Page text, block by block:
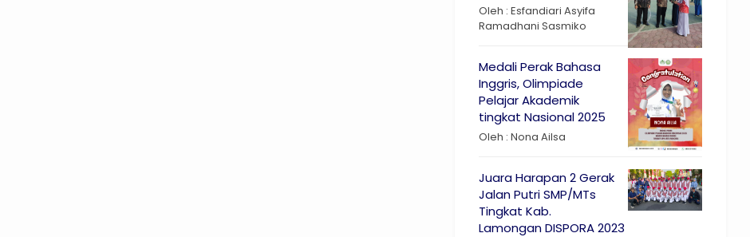
Oleh : Esfandiari Asyifa
Ramadhani Sasmiko
Medali Perak Bahasa
Inggris, Olimpiade
Pelajar Akademik
tingkat Nasional 2025
Oleh : Nona Ailsa
Juara Harapan 2 Gerak
Jalan Putri SMP/MTs
Tingkat Kab.
Lamongan DISPORA 2023